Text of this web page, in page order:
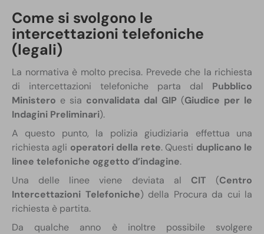
Come si svolgono le
intercettazioni telefoniche
(legali)
La normativa è molto precisa. Prevede che la richiesta
di intercettazioni telefoniche parta dal Pubblico
Ministero e sia convalidata dal GIP (Giudice per le
Indagini Preliminari).
A questo punto, la polizia giudiziaria effettua una
richiesta agli operatori della rete. Questi duplicano le
linee telefoniche oggetto d’indagine.
Una delle linee viene deviata al CIT (Centro
Intercettazioni Telefoniche) della Procura da cui la
richiesta è partita.
Da qualche anno è inoltre possibile svolgere